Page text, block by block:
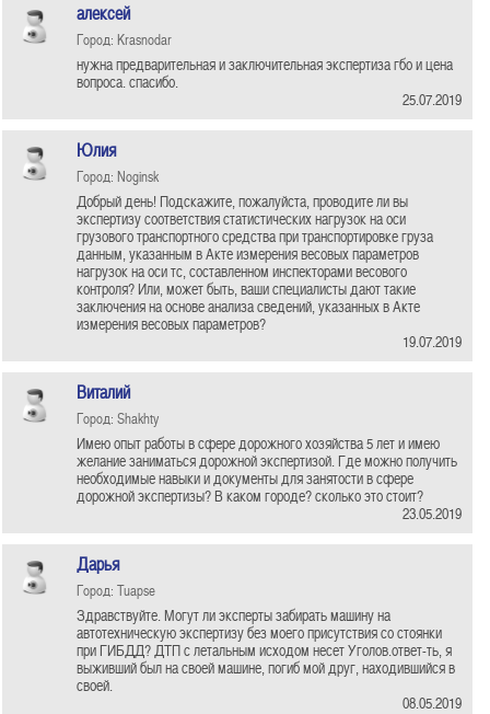
алексей
Город: Krasnodar
нужна предварительная и заключительная экспертиза гбо и цена
вопроса. спасибо.
25.07.2019
Юлия
Город: Noginsk
Добрый день! Подскажите, пожалуйста, проводите ли вы
экспертизу соответствия статистических нагрузок на оси
грузового транспортного средства при транспортировке груза
данным, указанным в Акте измерения весовых параметров
нагрузок на оси тс, составленном инспекторами весового
контроля? Или, может быть, ваши специалисты дают такие
заключения на основе анализа сведений, указанных в Акте
измерения весовых параметров?
19.07.2019
Виталий
Город: Shakhty
Имею опыт работы в сфере дорожного хозяйства 5 лет и имею
желание заниматься дорожной экспертизой. Где можно получить
необходимые навыки и документы для занятости в сфере
дорожной экспертизы? В каком городе? сколько это стоит?
23.05.2019
Дарья
Город: Tuapse
Здравствуйте. Могут ли эксперты забирать машину на
автотехническую экспертизу без моего присутствия со стоянки
при ГИБДД? ДТП с летальным исходом несет Уголов.ответ-ть, я
выживший был на своей машине, погиб мой друг, находившийся в
своей.
08.05.2019